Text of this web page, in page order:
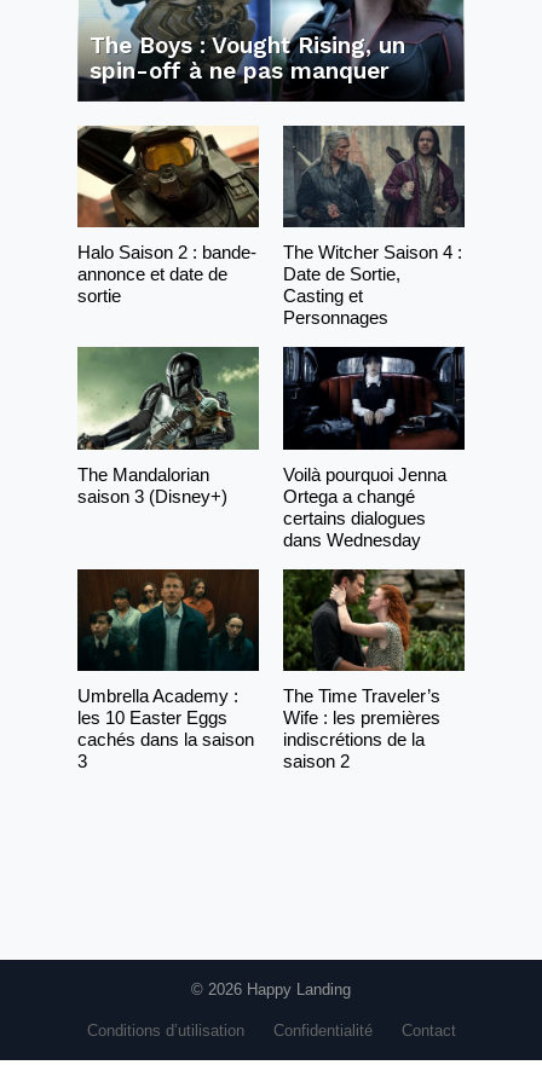
The Boys : Vought Rising, un
spin-off à ne pas manquer
Halo Saison 2 : bande-
annonce et date de
sortie
The Witcher Saison 4 :
Date de Sortie,
Casting et
Personnages
The Mandalorian
saison 3 (Disney+)
Voilà pourquoi Jenna
Ortega a changé
certains dialogues
dans Wednesday
Umbrella Academy :
les 10 Easter Eggs
cachés dans la saison
3
The Time Traveler’s
Wife : les premières
indiscrétions de la
saison 2
© 2026 Happy Landing
Conditions d’utilisation Confidentialité Contact